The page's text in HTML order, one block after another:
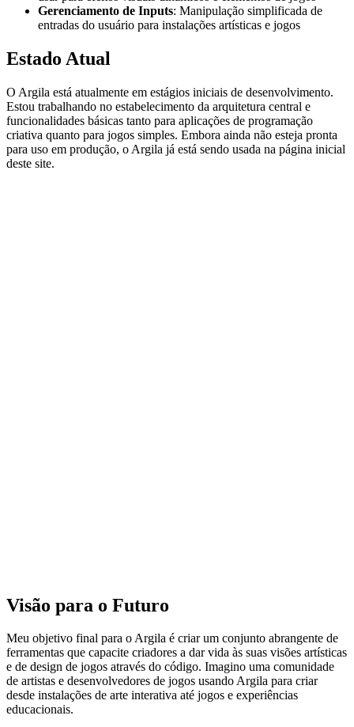
Gerenciamento de Inputs: Manipulação simplificada de
entradas do usuário para instalações artísticas e jogos
Estado Atual
O Argila está atualmente em estágios iniciais de desenvolvimento.
Estou trabalhando no estabelecimento da arquitetura central e
funcionalidades básicas tanto para aplicações de programação
criativa quanto para jogos simples. Embora ainda não esteja pronta
para uso em produção, o Argila já está sendo usada na página inicial
deste site.
Visão para o Futuro
Meu objetivo final para o Argila é criar um conjunto abrangente de
ferramentas que capacite criadores a dar vida às suas visões artísticas
e de design de jogos através do código. Imagino uma comunidade
de artistas e desenvolvedores de jogos usando Argila para criar
desde instalações de arte interativa até jogos e experiências
educacionais.